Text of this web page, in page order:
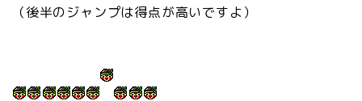
（後半のジャンプは得点が高いですよ）